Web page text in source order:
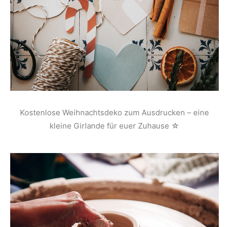
Kostenlose Weihnachtsdeko zum Ausdrucken – eine
kleine Girlande für euer Zuhause ☆